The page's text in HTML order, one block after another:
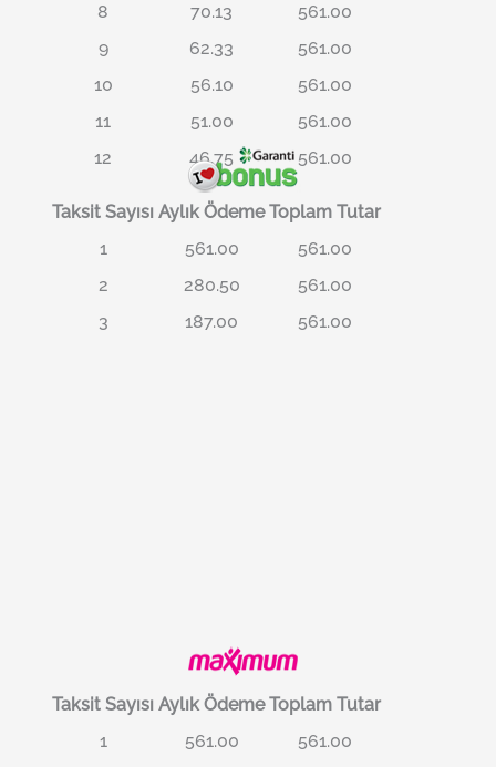
8 70.13
561.00
9
62.33
561.00
10
56.10
561.00
11
51.00
561.00
12
46.75 561.00
Taksit Sayısı Aylık Ödeme Toplam Tutar
1
561.00
561.00
2
280.50
561.00
3
187.00 561.00
Taksit Sayısı Aylık Ödeme Toplam Tutar
1
561.00 561.00